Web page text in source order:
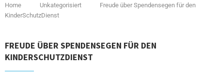
Home Unkategorisiert
Freude über Spendensegen für den
KinderSchutzDienst
FREUDE ÜBER SPENDENSEGEN FÜR DEN
KINDERSCHUTZDIENST